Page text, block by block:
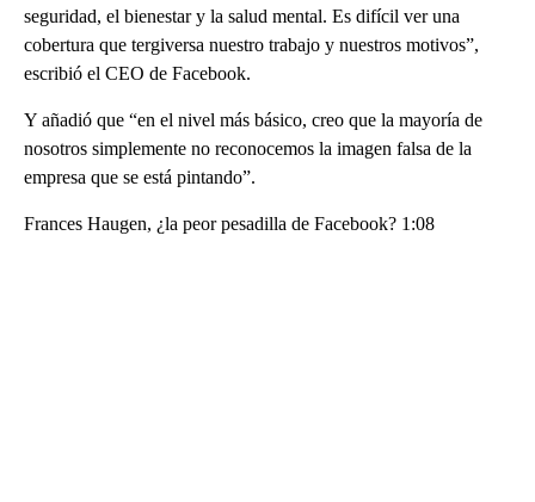
seguridad, el bienestar y la salud mental. Es difícil ver una
cobertura que tergiversa nuestro trabajo y nuestros motivos”,
escribió el CEO de Facebook.
Y añadió que “en el nivel más básico, creo que la mayoría de
nosotros simplemente no reconocemos la imagen falsa de la
empresa que se está pintando”.
Frances Haugen, ¿la peor pesadilla de Facebook? 1:08